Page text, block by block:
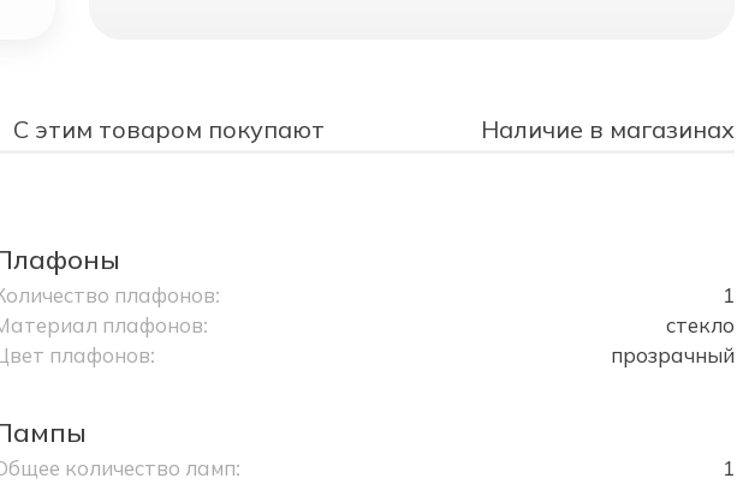
С этим товаром покупают Наличие в магазинах
плафонов:
1
плафонов:
стекло
плафонов:
прозрачный
количество ламп:
1